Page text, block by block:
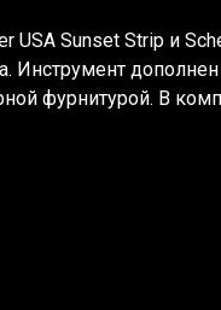
USA Sunset Strip и
Инструмент
фурнитурой. В